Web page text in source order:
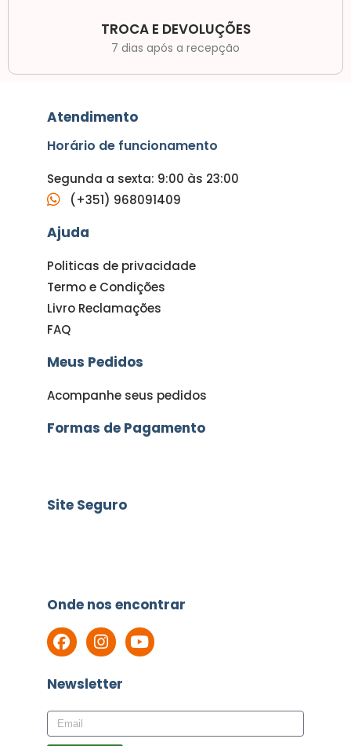
TROCA E DEVOLUÇÕES
7 dias após a recepção
Atendimento
Horário de funcionamento
Segunda a sexta: 9:00 às 23:00
(+351) 968091409
Ajuda
Politicas de privacidade
Termo e Condições
Livro Reclamações
FAQ
Meus Pedidos
Acompanhe seus pedidos
Formas de Pagamento
Site Seguro
Onde nos encontrar
Newsletter